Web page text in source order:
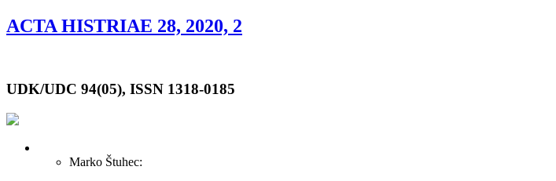
ACTA HISTRIAE 28, 2020, 2
UDK/UDC 94(05), ISSN 1318-0185
Marko Štuhec: